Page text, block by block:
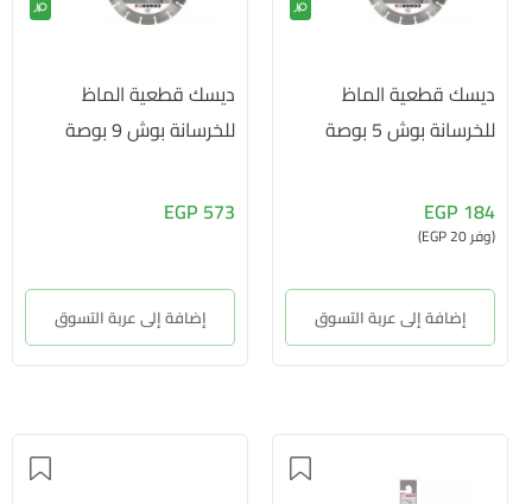
ديسك قطعية الماظ
للخرسانة بوش 5 بوصة
184 EGP
(وفر 20 EGP)
إضافة إلى عربة التسوق
ديسك قطعية الماظ
للخرسانة بوش 9 بوصة
573 EGP
إضافة إلى عربة التسوق